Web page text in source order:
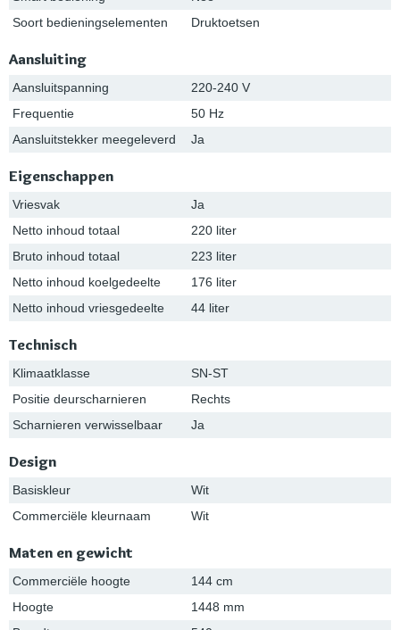
Soort bedieningselementen
Druktoetsen
Aansluiting
Aansluitspanning
220-240 V
Frequentie
50 Hz
Aansluitstekker meegeleverd
Ja
Eigenschappen
Vriesvak
Ja
Netto inhoud totaal
220 liter
Bruto inhoud totaal
223 liter
Netto inhoud koelgedeelte
176 liter
Netto inhoud vriesgedeelte
44 liter
Technisch
Klimaatklasse
SN-ST
Positie deurscharnieren
Rechts
Scharnieren verwisselbaar
Ja
Design
Basiskleur
Wit
Commerciële kleurnaam
Wit
Maten en gewicht
Commerciële hoogte
144 cm
Hoogte
1448 mm